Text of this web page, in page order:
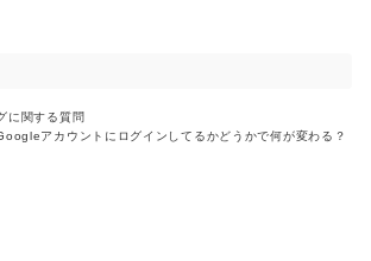
に関する質問
アカウントにログインしてるかどうかで何が変わる？